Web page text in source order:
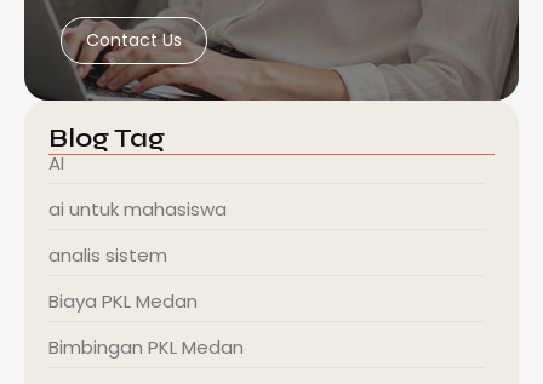
Contact Us
Blog Tag
AI
ai untuk mahasiswa
analis sistem
Biaya PKL Medan
Bimbingan PKL Medan